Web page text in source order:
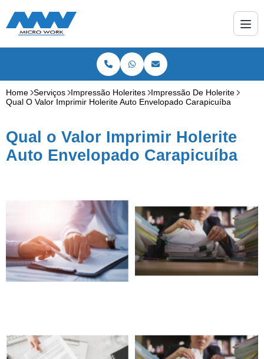
Home Serviços Impressão Holerites
Impressão De Holerite
Qual O Valor Imprimir Holerite Auto Envelopado Carapicuíba
Qual o Valor Imprimir Holerite
Auto Envelopado Carapicuíba